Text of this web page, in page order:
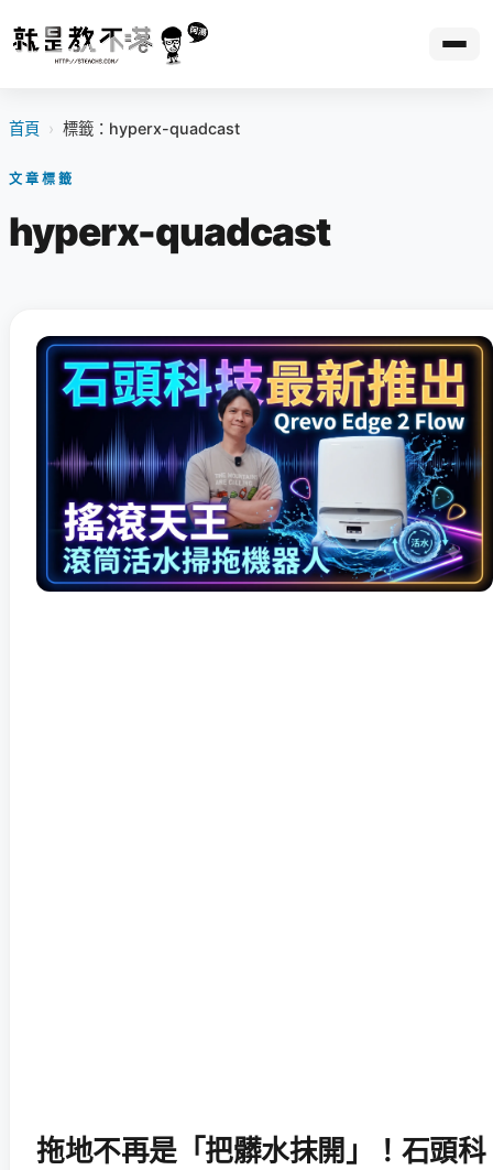
首頁 › 標籤：hyperx-quadcast
文章標籤
hyperx-quadcast
拖地不再是「把髒水抹開」！石頭科